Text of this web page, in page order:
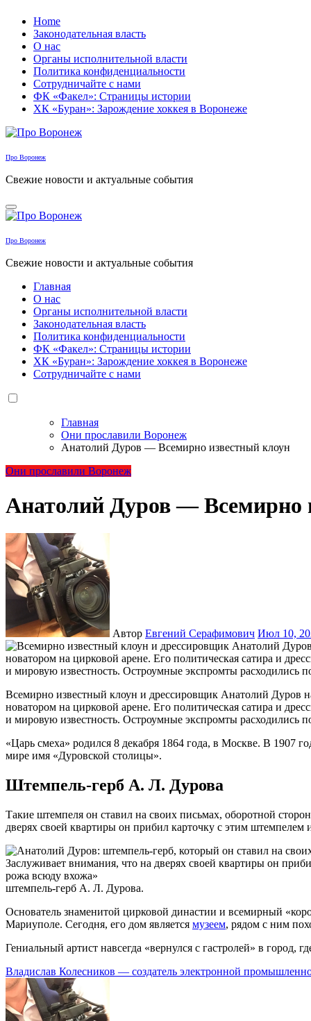
Перейти
содержанию
Home
Законодательная власть
О нас
Органы исполнительной власти
Политика конфиденциальности
Сотрудничайте с нами
ФК «Факел»: Страницы истории
ХК «Буран»: Зарождение хоккея в Воронеже
Про Воронеж
Свежие новости и актуальные события
Про Воронеж
Свежие новости и актуальные события
Главная
О нас
Органы исполнительной власти
Законодательная власть
Политика конфиденциальности
ФК «Факел»: Страницы истории
ХК «Буран»: Зарождение хоккея в Воронеже
Сотрудничайте с нами
Главная
Они прославили Воронеж
Анатолий Дуров — Всемирно известный клоун
Они прославили Воронеж
Анатолий Дуров — Всемирно
Автор Евгений Серафимович Июл 10,
Всемирно известный клоун и дрессировщик Анатолий Дуров начал свою цирковую карьеру в 16 лет. Он был
новатором на цирковой арене. Его политическая сатира и
и мировую известность. Остроумные экспромты расходились
«Царь смеха» родился 8 декабря 1864 года, в Москве. В 1907
мире имя «Дуровской столицы».
Штемпель-герб А. Л. Дурова
Такие штемпеля он ставил на своих письмах, оборотной
дверях своей квартиры он прибил карточку с этим
штемпель-герб А. Л. Дурова.
Основатель знаменитой цирковой династии и всемирный
Мариуполе. Сегодня, его дом является музеем, рядом с ним
Гениальный артист навсегда «вернулся с гастролей» в город,
Навигация
по
записям
Владислав Колесников — создатель электронной